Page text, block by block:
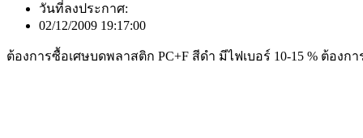
วันที่ลงประกาศ:
02/12/2009 19:17:00
ต้องการซื้อเศษบดพลาสติก PC+F สีดำ มีไฟเบอร์ 10-15 % ต้องก